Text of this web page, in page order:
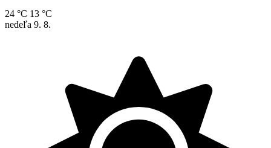
24 °C 13 °C
nedeľa 9. 8.